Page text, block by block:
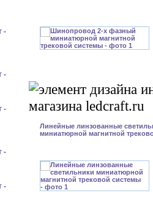
Линейные линзованные
миниатюрной магнитной